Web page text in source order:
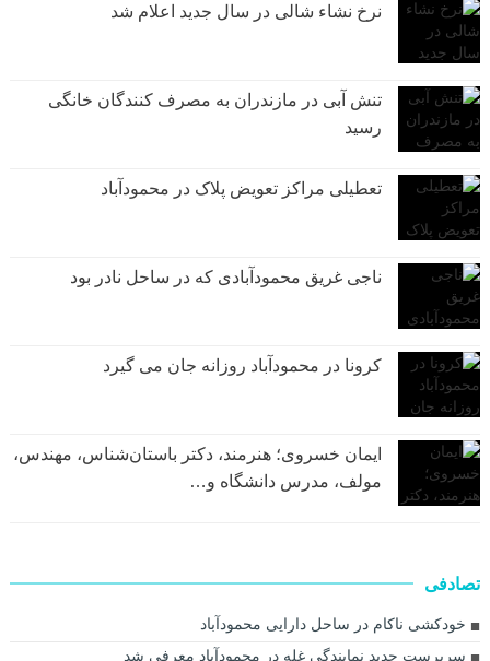
نرخ نشاء شالی در سال جدید اعلام شد
تنش آبی در مازندران به مصرف كنندگان خانگی
رسيد
تعطیلی مراکز تعویض پلاک در محمودآباد
ناجی غریق محمودآبادی که در ساحل نادر بود
کرونا در محمودآباد روزانه جان می گیرد
ایمان خسروی؛ هنرمند، دکتر باستان‌شناس، مهندس،
مولف، مدرس دانشگاه و…
تصادفی
خودکشی ناکام در ساحل دارایی محمودآباد
سرپرست جدید نمایندگی غله در محمودآباد معرفی شد